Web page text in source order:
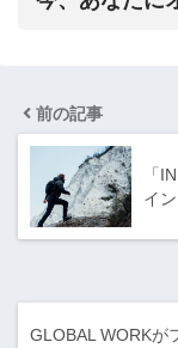
前の記事
「
イ
GLOBAL WORKが